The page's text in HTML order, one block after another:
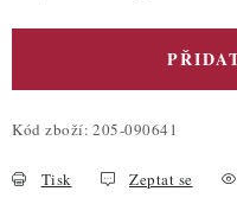
Kód zboží: 205-090641
Tisk Zeptat se